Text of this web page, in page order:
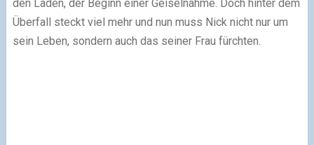
den Laden, der Beginn einer Geiselnahme. Doch hinter dem
Überfall steckt viel mehr und nun muss Nick nicht nur um
sein Leben, sondern auch das seiner Frau fürchten.